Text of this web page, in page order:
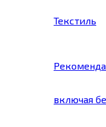
Текстиль
включая